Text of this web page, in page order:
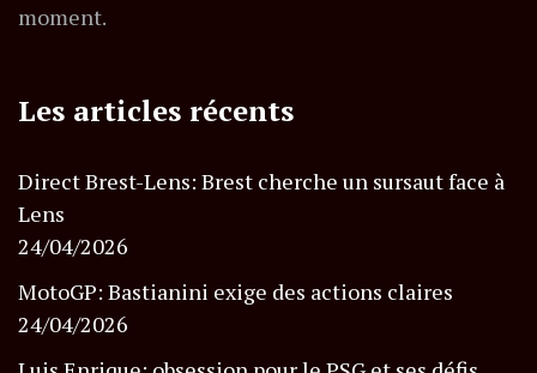
moment.
Les articles récents
Direct Brest-Lens: Brest cherche un sursaut face à
Lens
24/04/2026
MotoGP: Bastianini exige des actions claires
24/04/2026